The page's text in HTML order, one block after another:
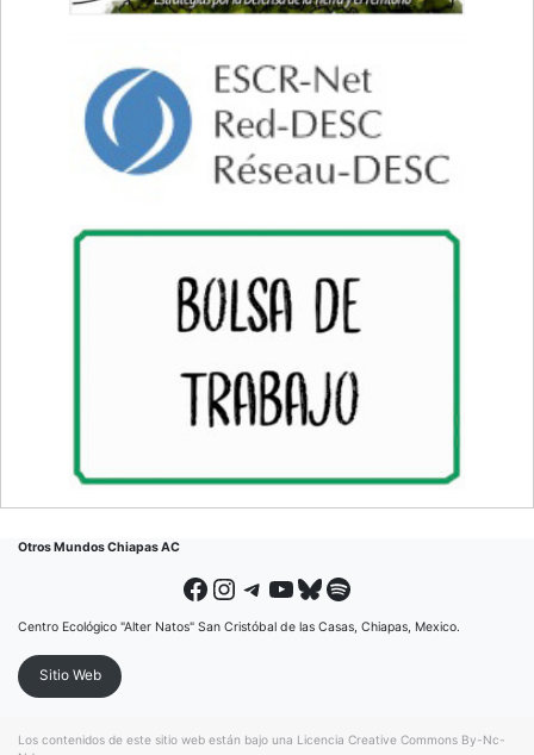
Otros Mundos Chiapas AC
Facebook Instagram Telegram YouTube Bluesky Spotify
Centro Ecológico "Alter Natos" San Cristóbal de las Casas, Chiapas, Mexico.
Sitio Web
Los contenidos de este sitio web están bajo una Licencia Creative Commons By-Nc-